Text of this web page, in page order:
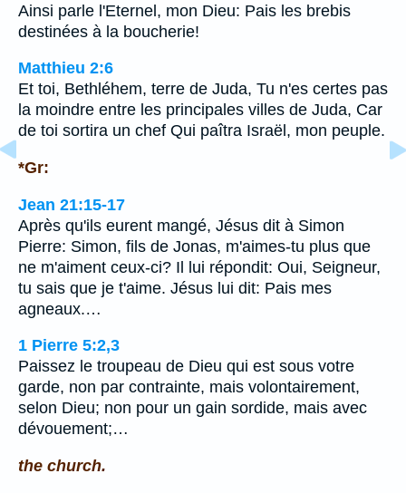
Ainsi parle l'Eternel, mon Dieu: Pais les brebis
destinées à la boucherie!
Matthieu 2:6
Et toi, Bethléhem, terre de Juda, Tu n'es certes pas
la moindre entre les principales villes de Juda, Car
de toi sortira un chef Qui paîtra Israël, mon peuple.
*Gr:
Jean 21:15-17
Après qu'ils eurent mangé, Jésus dit à Simon
Pierre: Simon, fils de Jonas, m'aimes-tu plus que
ne m'aiment ceux-ci? Il lui répondit: Oui, Seigneur,
tu sais que je t'aime. Jésus lui dit: Pais mes
agneaux.…
1 Pierre 5:2,3
Paissez le troupeau de Dieu qui est sous votre
garde, non par contrainte, mais volontairement,
selon Dieu; non pour un gain sordide, mais avec
dévouement;…
the church.